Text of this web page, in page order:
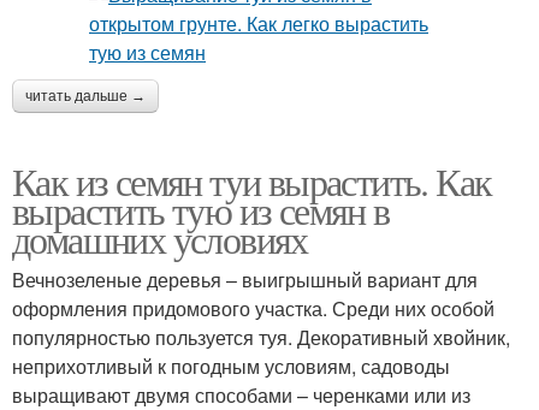
читать дальше →
Как из семян туи вырастить. Как
вырастить тую из семян в
домашних условиях
Вечнозеленые деревья – выигрышный вариант для
оформления придомового участка. Среди них особой
популярностью пользуется туя. Декоративный хвойник,
неприхотливый к погодным условиям, садоводы
выращивают двумя способами – черенками или из